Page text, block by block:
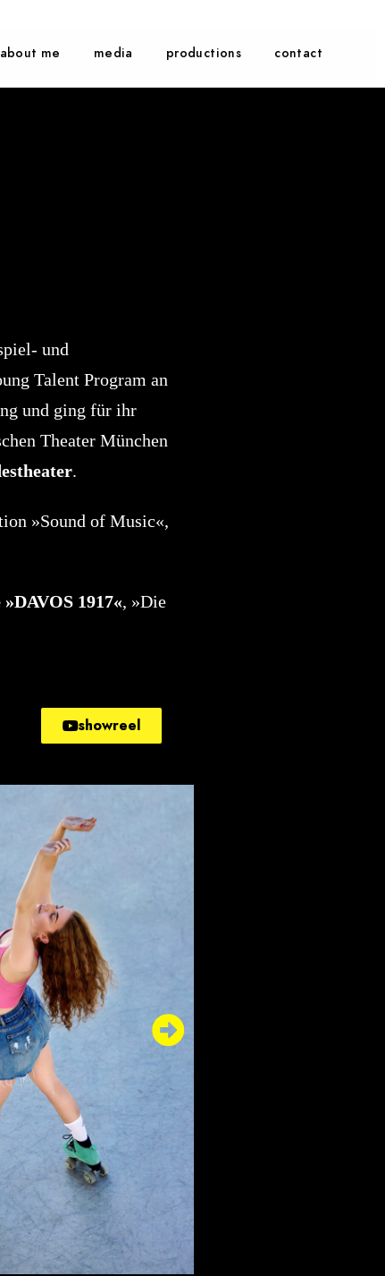
about me media productions contact
und
Talent Program an
und ging für ihr
Theater München
.
»Sound of Music«,
1917«, »Die
showreel